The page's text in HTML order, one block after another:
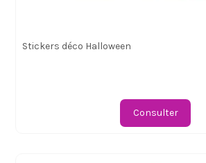
Stickers déco Halloween
Consulter